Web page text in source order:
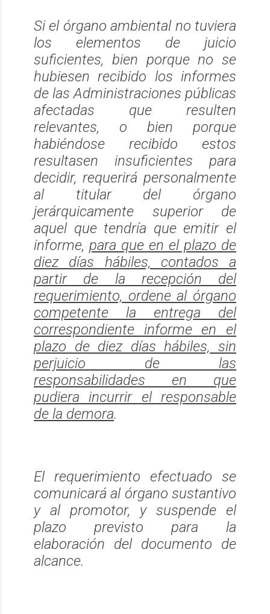
Si el órgano ambiental no tuviera
los elementos de juicio
suficientes, bien porque no se
hubiesen recibido los informes
de las Administraciones públicas
afectadas que resulten
relevantes, o bien porque
habiéndose recibido estos
resultasen insuficientes para
decidir, requerirá personalmente
al titular del órgano
jerárquicamente superior de
aquel que tendría que emitir el
informe, para que en el plazo de
diez días hábiles, contados a
partir de la recepción del
requerimiento, ordene al órgano
competente la entrega del
correspondiente informe en el
plazo de diez días hábiles, sin
perjuicio de las
responsabilidades en que
pudiera incurrir el responsable
de la demora.
El requerimiento efectuado se
comunicará al órgano sustantivo
y al promotor, y suspende el
plazo previsto para la
elaboración del documento de
alcance.